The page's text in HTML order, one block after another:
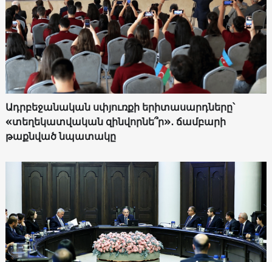
Ադրբեջանական սփյուռքի երիտասարդները՝
«տեղեկատվական զինվորնե՞ր»․ ճամբարի
թաքնված նպատակը